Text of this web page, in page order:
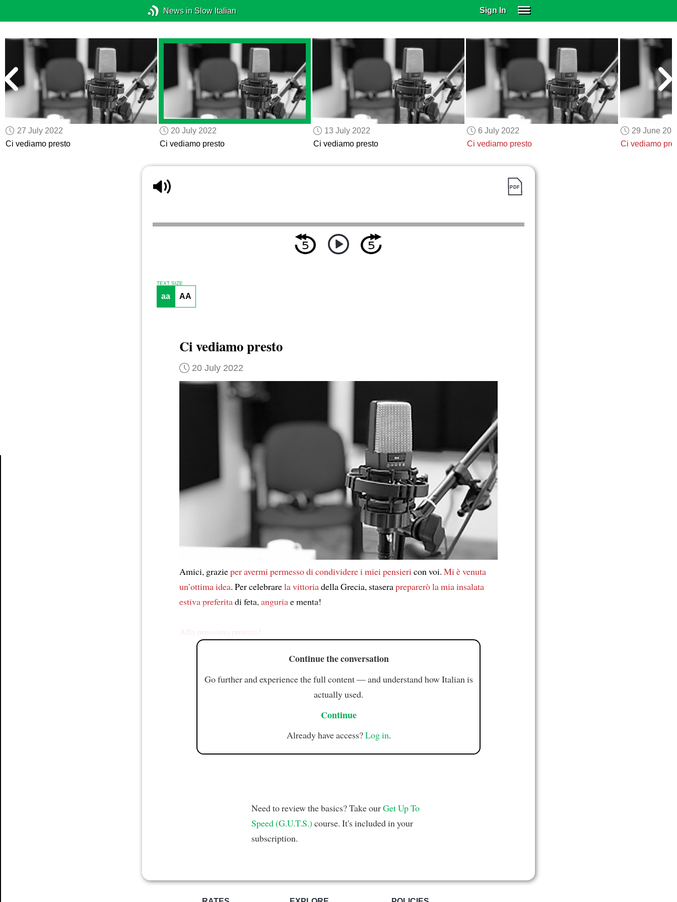
News in Slow Italian Sign In
SUBSCRIBE
EDUCATIONAL LICENSES
GIFT CARDS
OTHER LANGUAGES
ABOUT US
ALEXA
ADJUST COLORS
27 July 2022
Ci vediamo presto
20 July 2022
Ci vediamo presto
13 July 2022
Ci vediamo presto
6 July 2022
Ci vediamo presto
29 June
Ci vediamo
TEXT SIZE
aa AA
Ci vediamo presto
20 July 2022
Amici, grazieper avermi permesso di condividerei miei pensieri con voi. Mi è venuta
un’ottima idea. Per celebrarela vittoriadella Grecia, staseraprepareròla mia insalata
estiva preferitadi feta, anguriae menta!
Alla prossima puntata!
Continue the conversation
Go further and experience the full content — and understand how Italian is
actually used.
Continue
Already have access?Log in.
Need to review the basics? Take ourGet Up To
Speed (G.U.T.S.) course. It's included in your
subscription.